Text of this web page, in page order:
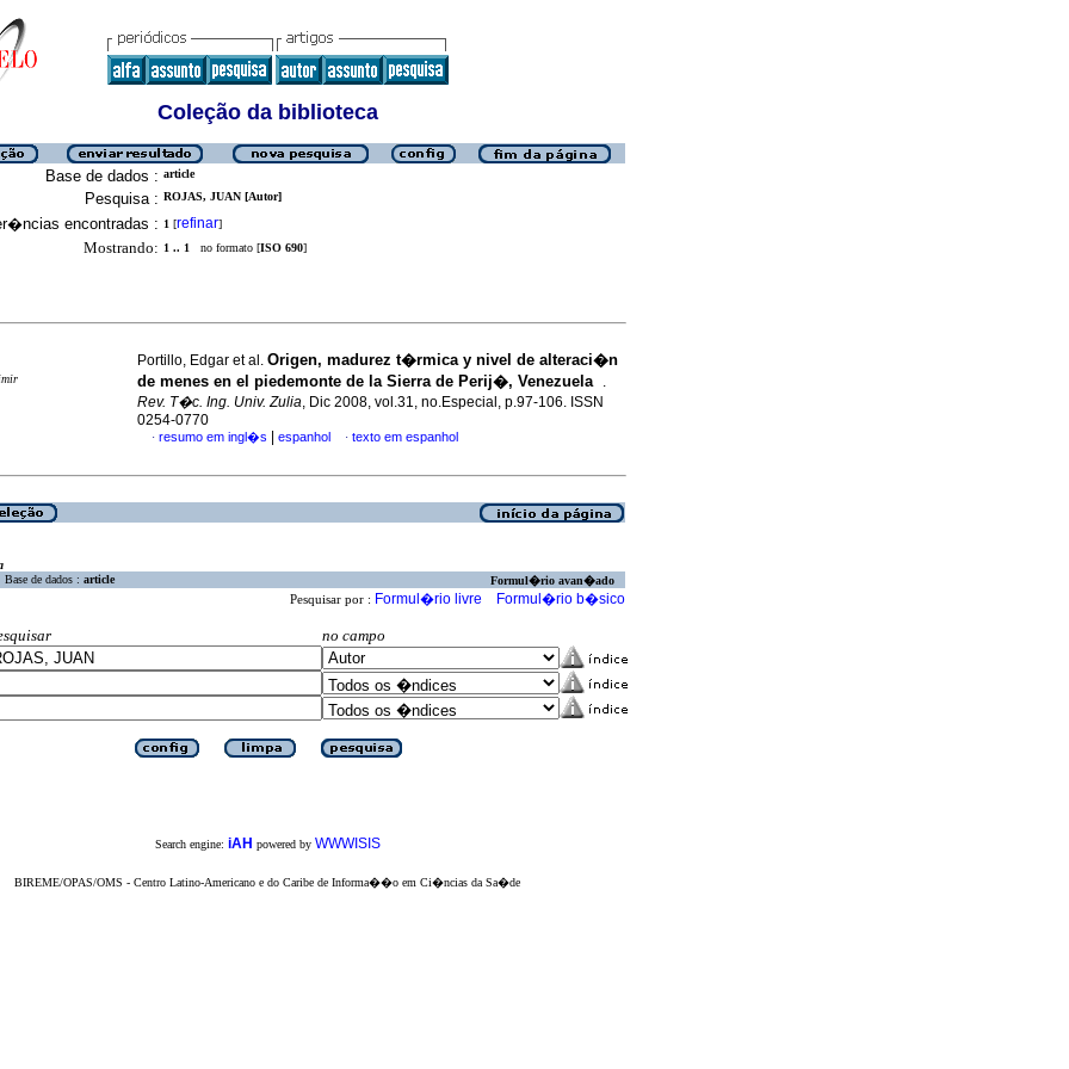
Coleção da biblioteca
Base de dados : article
Pesquisa : ROJAS, JUAN [Autor]
encontradas : 1 [refinar]
Mostrando: 1 .. 1 no formato [ISO 690]
Portillo, Edgar et al. Origen, madurez t�rmica y nivel de alteraci�n
de menes en el piedemonte de la Sierra de Perij�, Venezuela .
Rev. T�c. Ing. Univ. Zulia, Dic 2008, vol.31, no.Especial, p.97-106. ISSN
0254-0770
· resumo em ingl�s espanhol · texto em espanhol
Base de dados : article Formul�rio avan�ado
Pesquisar por : Formul�rio livre Formul�rio b�sico
no campo
Search engine: iAH powered by WWWISIS
BIREME/OPAS/OMS - Centro Latino-Americano e do Caribe de Informa��o em Ci�ncias da Sa�de